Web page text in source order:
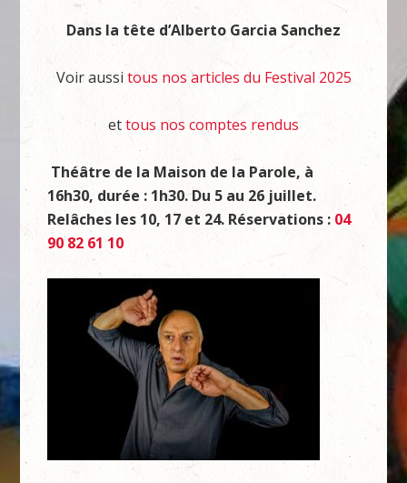
Dans la tête d’Alberto Garcia Sanchez
Voir aussi tous nos articles du Festival 2025
ettous nos comptes rendus
Théâtre de la Maison de la Parole, à
16h30, durée : 1h30. Du 5 au 26 juillet.
Relâches les 10, 17 et 24. Réservations : 04
90 82 61 10